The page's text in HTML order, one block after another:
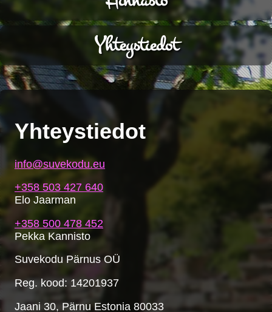
Yhteystiedot
Yhteystiedot
info@suvekodu.eu
+358 503 427 640
Elo Jaarman
+358 500 478 452
Pekka Kannisto
Suvekodu Pärnus OÜ
Reg. kood: 14201937
Jaani 30, Pärnu Estonia 80033